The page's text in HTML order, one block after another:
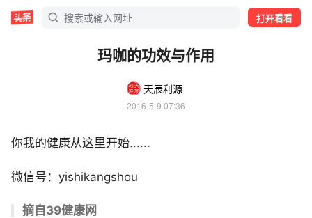
打开看看
玛咖的功效与作用
天辰利源
2016-5-9 07:36
你我的健康从这里开始......
微信号：yishikangshou
摘自39健康网